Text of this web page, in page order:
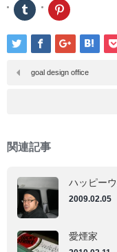
ク
リ
ク
し
て
で
共
ン
ド
開
き
ま
す)
ク
リ
ク
し
て
で
共
開
き
ま
す)
goal design office
関連記事
ハッピー
2009.02.05
愛煙家